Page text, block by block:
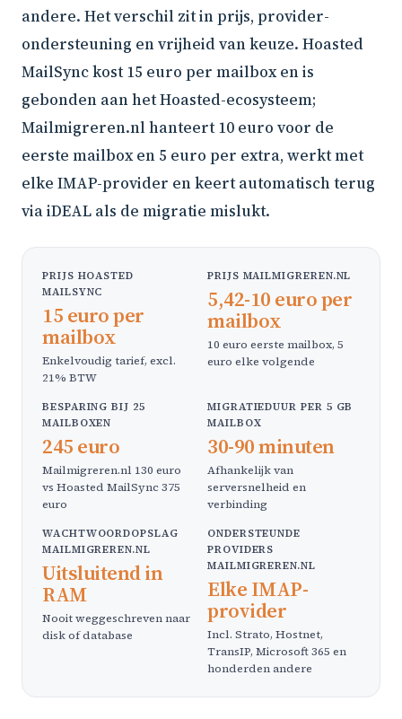
andere. Het verschil zit in prijs, provider-
ondersteuning en vrijheid van keuze. Hoasted
MailSync kost 15 euro per mailbox en is
gebonden aan het Hoasted-ecosysteem;
Mailmigreren.nl hanteert 10 euro voor de
eerste mailbox en 5 euro per extra, werkt met
elke IMAP-provider en keert automatisch terug
via iDEAL als de migratie mislukt.
PRIJS HOASTED
MAILSYNC
15 euro per
mailbox
Enkelvoudig tarief, excl.
21% BTW
PRIJS MAILMIGREREN.NL
5,42-10 euro per
mailbox
10 euro eerste mailbox, 5
euro elke volgende
BESPARING BIJ 25
MAILBOXEN
245 euro
Mailmigreren.nl 130 euro
vs Hoasted MailSync 375
euro
MIGRATIEDUUR PER 5 GB
MAILBOX
30-90 minuten
Afhankelijk van
serversnelheid en
verbinding
WACHTWOORDOPSLAG
MAILMIGREREN.NL
Uitsluitend in
RAM
Nooit weggeschreven naar
disk of database
ONDERSTEUNDE
PROVIDERS
MAILMIGREREN.NL
Elke IMAP-
provider
Incl. Strato, Hostnet,
TransIP, Microsoft 365 en
honderden andere